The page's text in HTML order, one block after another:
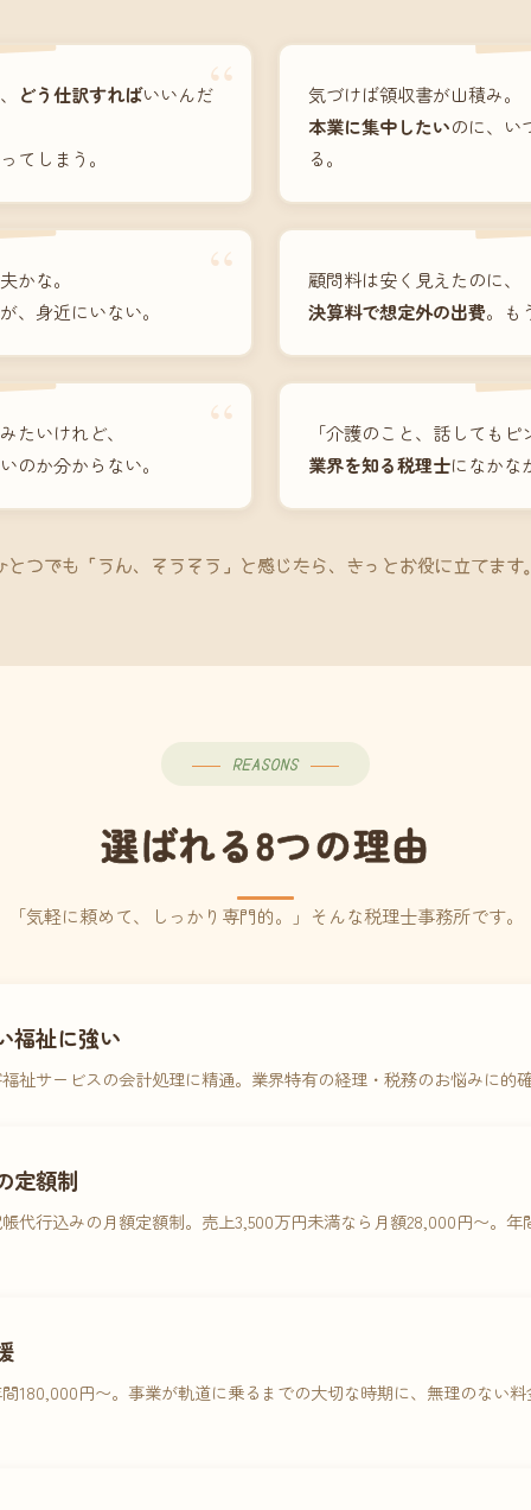
“
どう仕訳すればいいんだ
てしまう。
気づけば領収書が山積み。
本業に集中したいのに、い
る。
“
かな。
、身近にいない。
顧問料は安く見えたのに、
決算料で想定外の出費。も
“
たいけれど、
のか分からない。
「介護のこと、話してもピ
業界を知る税理士になかな
とつでも「うん、そうそう」と感じたら、きっとお役に立てます。
REASONS
選ばれる8つの理由
「気軽に頼めて、しっかり専門的。」そんな税理士事務所です。
福祉に強い
祉サービスの会計処理に精通。業界特有の経理・税務のお悩みに的
定額制
代行込みの月額定額制。売上3,500万円未満なら月額28,000円〜。年
180,000円〜。事業が軌道に乗るまでの大切な時期に、無理のない料